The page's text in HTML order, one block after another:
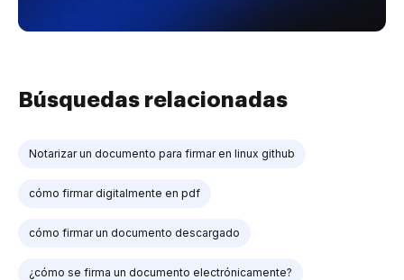
Búsquedas relacionadas
Notarizar un documento para firmar en linux github
cómo firmar digitalmente en pdf
cómo firmar un documento descargado
¿cómo se firma un documento electrónicamente?